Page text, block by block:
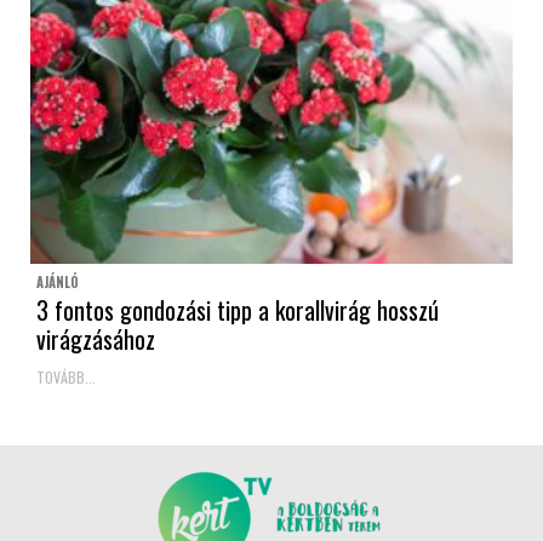
AJÁNLÓ
3 fontos gondozási tipp a korallvirág hosszú
virágzásához
TOVÁBB...